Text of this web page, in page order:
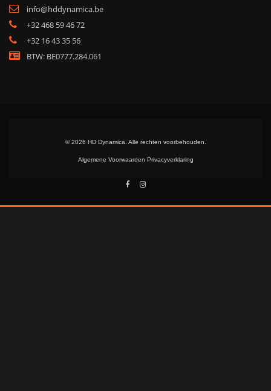
info@hddynamica.be
+32 468 59 46 72
+32 16 43 35 56
BTW: BE0777.284.061
© 2026 HD Dynamica. Alle rechten voorbehouden.
Algemene Voorwaarden Privacyverklaring